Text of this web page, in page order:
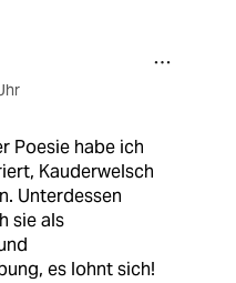
Poesie habe ich
Kauderwelsch
Unterdessen
sie als
es lohnt sich!